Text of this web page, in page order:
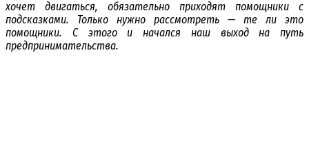
хочет двигаться, обязательно приходят помощники с
подсказками. Только нужно рассмотреть — те ли это
помощники. С этого и начался наш выход на путь
предпринимательства.